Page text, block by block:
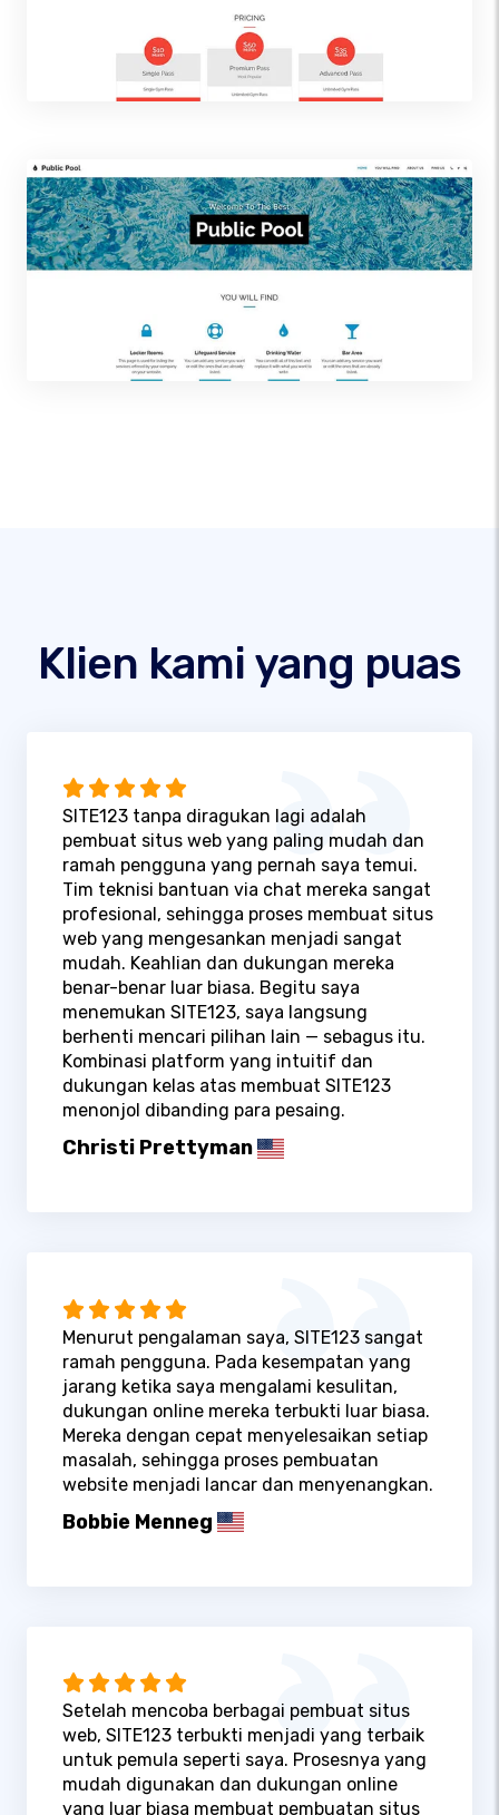
Klien kami yang puas
SITE123 tanpa diragukan lagi adalah
pembuat situs web yang paling mudah dan
ramah pengguna yang pernah saya temui.
Tim teknisi bantuan via chat mereka sangat
profesional, sehingga proses membuat situs
web yang mengesankan menjadi sangat
mudah. Keahlian dan dukungan mereka
benar-benar luar biasa. Begitu saya
menemukan SITE123, saya langsung
berhenti mencari pilihan lain — sebagus itu.
Kombinasi platform yang intuitif dan
dukungan kelas atas membuat SITE123
menonjol dibanding para pesaing.
Christi Prettyman
Menurut pengalaman saya, SITE123 sangat
ramah pengguna. Pada kesempatan yang
jarang ketika saya mengalami kesulitan,
dukungan online mereka terbukti luar biasa.
Mereka dengan cepat menyelesaikan setiap
masalah, sehingga proses pembuatan
website menjadi lancar dan menyenangkan.
Bobbie Menneg
Setelah mencoba berbagai pembuat situs
web, SITE123 terbukti menjadi yang terbaik
untuk pemula seperti saya. Prosesnya yang
mudah digunakan dan dukungan online
yang luar biasa membuat pembuatan situs